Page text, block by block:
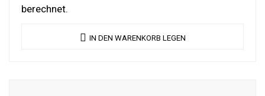
berechnet.
IN DEN WARENKORB LEGEN